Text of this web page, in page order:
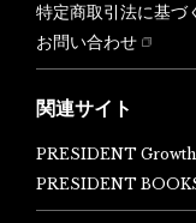
特定商取引法に基づ
お問い合わせ
関連サイト
PRESIDENT Growth
PRESIDENT